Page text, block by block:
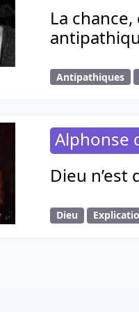
La
Antipathiques
Alphonse
Dieu
Dieu